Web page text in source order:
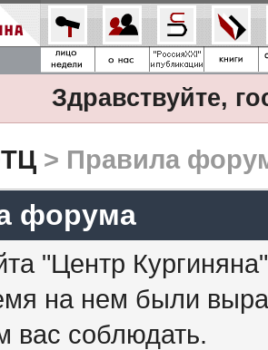
Здравствуйте,
> Правила
форума
"Центр
на нем были
вас соблюдать.